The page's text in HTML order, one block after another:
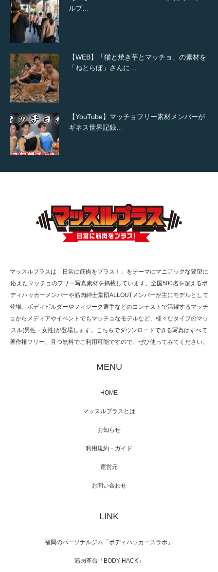
ルプ…
「ねとらぼ」さんに…
ギネス世界記録…
【TV】TBS番組「ひるおび」にてマッスルプ
TOKYO FMラジオ番組「ONE MORNING」
で紹介さ…
た（6/8放送）
映画「メカバース」舞台挨拶へマッスルプラ
【TV】NHK BS「COOL JAPAN 」にてマッス
「ねとらぼ」さんに…
マッスルプラスは「日常に筋肉をプラス！」をテーマにマニアックな要望に
応えたマッチョのフリー写真素材を掲載しています。全国500名を超えるボ
ディハッカーメンバーや筋肉紳士集団ALLOUTメンバーが主にモデルとして
登場。ボディビルダーやフィジーク選手などのコンテストで活躍するマッチ
ョからメディアやイベントでもマッチョなモデルなど、様々なタイプのマッ
スル(男性・女性)が登場します。こちらでダウンロードできる写真はすべて
著作権フリー、且つ無料でご利用可能ですので、ぜひ使ってみてください。
MENU
HOME
マッスルプラスとは
お知らせ
利用規約・ガイド
運営元
お問い合わせ
LINK
福岡のパーソナルジム「ボディハッカーズラボ」
筋肉革命「BODY HACK」